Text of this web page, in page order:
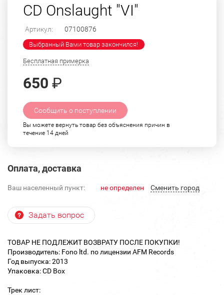
CD Onslaught "VI"
Артикул: 07100876
Выбранный Вами товар закончился!
Бесплатная примерка
650 ₽
Сообщить о поступлении
Вы можете вернуть товар без объяснения причин в
течение 14 дней
Оплата, доставка
Ваш населенный пункт: не определен Cменить город
Задать вопрос
ТОВАР НЕ ПОДЛЕЖИТ ВОЗВРАТУ ПОСЛЕ ПОКУПКИ!
Производитель: Fono ltd. по лицензии AFM Records
Год выпуска: 2013
Упаковка: CD Box
Трек лист: